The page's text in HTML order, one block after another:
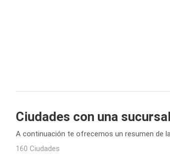
Ciudades con una
A continuación te ofrecemos un resumen de
160 Ciudades